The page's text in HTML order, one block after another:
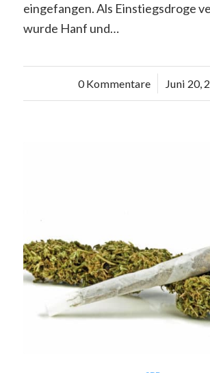
eingefangen. Als Einstiegsdroge
wurde Hanf und…
0 Kommentare
/ Juni 20,